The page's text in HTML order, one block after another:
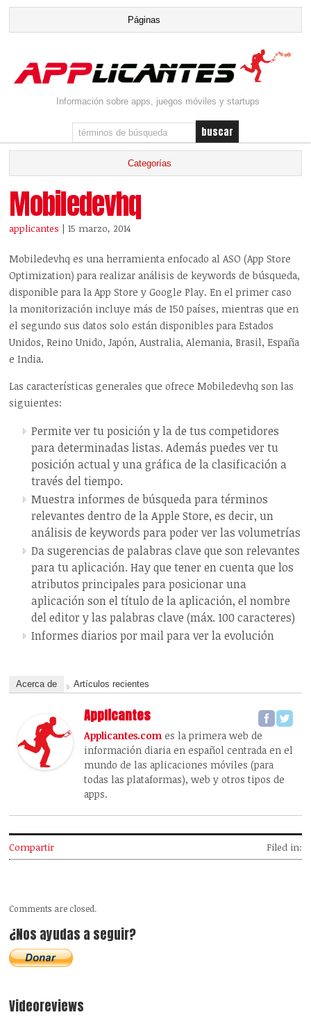
Información sobre apps, juegos móviles y startups
Mobiledevhq
applicantes | 15 marzo, 2014
Mobiledevhq es una herramienta enfocado al ASO (App Store
Optimization) para realizar análisis de keywords de búsqueda,
disponible para la App Store y Google Play. En el primer caso
la monitorización incluye más de 150 países, mientras que en
el segundo sus datos solo están disponibles para Estados
Unidos, Reino Unido, Japón, Australia, Alemania, Brasil, España
e India.
Las características generales que ofrece Mobiledevhq son las
siguientes:
Permite ver tu posición y la de tus competidores
para determinadas listas. Además puedes ver tu
posición actual y una gráfica de la clasificación a
través del tiempo.
Muestra informes de búsqueda para términos
relevantes dentro de la Apple Store, es decir, un
análisis de keywords para poder ver las volumetrías
Da sugerencias de palabras clave que son relevantes
para tu aplicación. Hay que tener en cuenta que los
atributos principales para posicionar una
aplicación son el título de la aplicación, el nombre
del editor y las palabras clave (máx. 100 caracteres)
Informes diarios por mail para ver la evolución
Acerca de Artículos recientes
Applicantes
Applicantes.com es la primera web de
información diaria en español centrada en el
mundo de las aplicaciones móviles (para
todas las plataformas), web y otros tipos de
apps.
Compartir Filed in:
Comments are closed.
¿Nos ayudas a seguir?
Videoreviews